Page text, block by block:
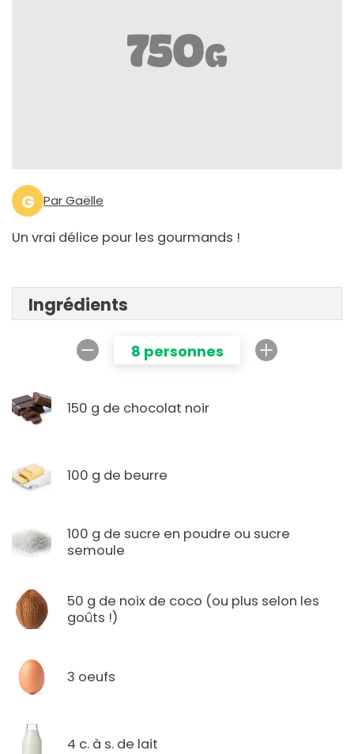
G Par Gaëlle
Un vrai délice pour les gourmands !
Ingrédients
8 personnes
150 g de chocolat noir
100 g de beurre
100 g de sucre en poudre ou sucre
semoule
50 g de noix de coco (ou plus selon les
goûts !)
3 oeufs
4 c. à s. de lait